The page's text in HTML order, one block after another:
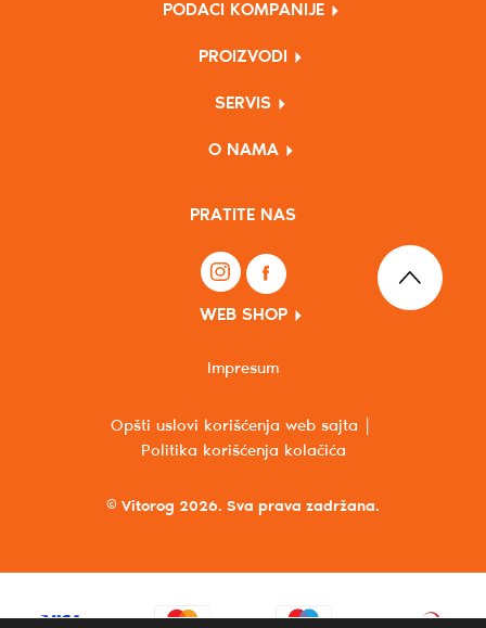
PODACI KOMPANIJE
PROIZVODI
SERVIS
O NAMA
PRATITE NAS
WEB SHOP
© Vitorog 2026. Sva prava zadržana.
Opšti uslovi korišćenja web sajta
Politika korišćenja kolačića
Impresum